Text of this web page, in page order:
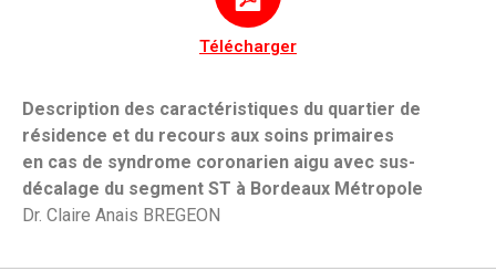
Télécharger
Description des caractéristiques du quartier de
résidence et du recours aux soins primaires
en cas de syndrome coronarien aigu avec sus-
décalage du segment ST à Bordeaux Métropole
Dr. Claire Anais BREGEON